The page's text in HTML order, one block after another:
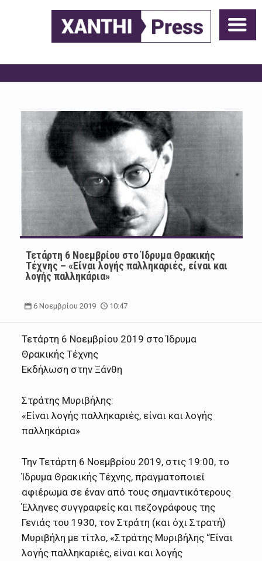
Τετάρτη 6 Νοεμβρίου στο Ίδρυμα Θρακικής
Τέχνης – «Είναι λογής παλληκαριές, είναι και
λογής παλληκάρια»
6 Νοεμβρίου 2019 10:47
Τετάρτη 6 Νοεμβρίου 2019 στο Ίδρυμα
Θρακικής Τέχνης
Εκδήλωση στην Ξάνθη
Στράτης Μυριβήλης:
«Είναι λογής παλληκαριές, είναι και λογής
παλληκάρια»
Την Τετάρτη 6 Νοεμβρίου 2019, στις 19:00, το
Ίδρυμα Θρακικής Τέχνης, πραγματοποιεί
αφιέρωμα σε έναν από τους σημαντικότερους
Έλληνες συγγραφείς και πεζογράφους της
Γενιάς του 1930, τον Στράτη (και όχι Στρατή)
Μυριβήλη με τίτλο, «Στράτης Μυριβήλης “Είναι
λογής παλληκαριές, είναι και λογής